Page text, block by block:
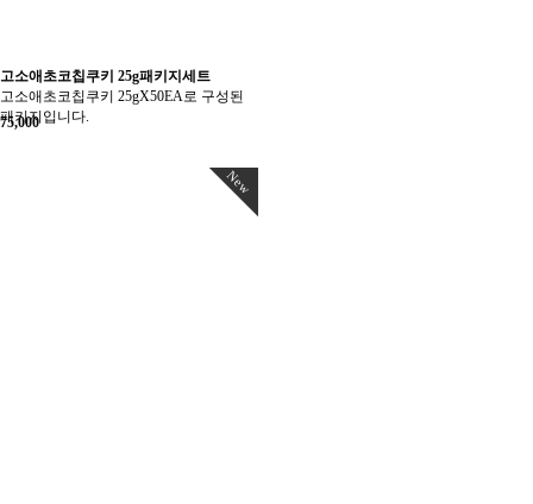
고소애초코칩쿠키 25g패키지세트
고소애초코칩쿠키 25gX50EA로 구성된
패키지입니다.
75,000
New